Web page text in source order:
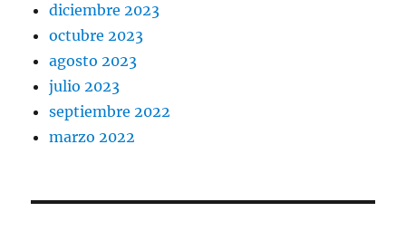
diciembre 2023
octubre 2023
agosto 2023
julio 2023
septiembre 2022
marzo 2022